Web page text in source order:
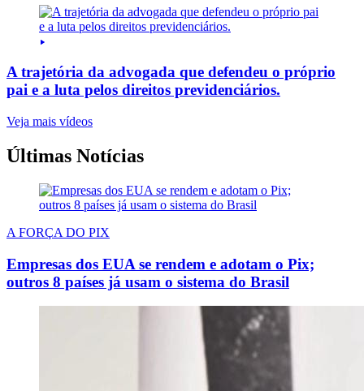
A trajetória da advogada que defendeu o próprio
pai e a luta pelos direitos previdenciários.
Veja mais vídeos
Últimas Notícias
A FORÇA DO PIX
Empresas dos EUA se rendem e adotam o Pix;
outros 8 países já usam o sistema do Brasil